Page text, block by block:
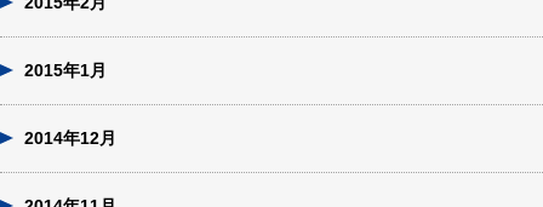
2015年1月
2014年12月